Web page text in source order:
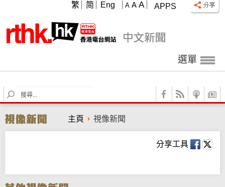
APPS
A A A
繁 简 Eng
選單
S
e
r
c
主頁 視像新聞
分享工具